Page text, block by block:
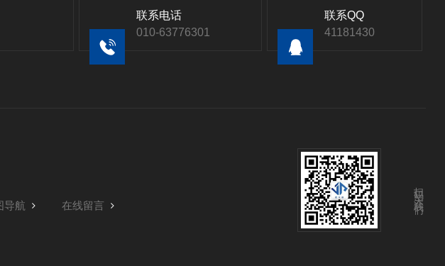
联系电话
010-63776301
联系QQ
41181430
导航 在线留言
扫码关注我们